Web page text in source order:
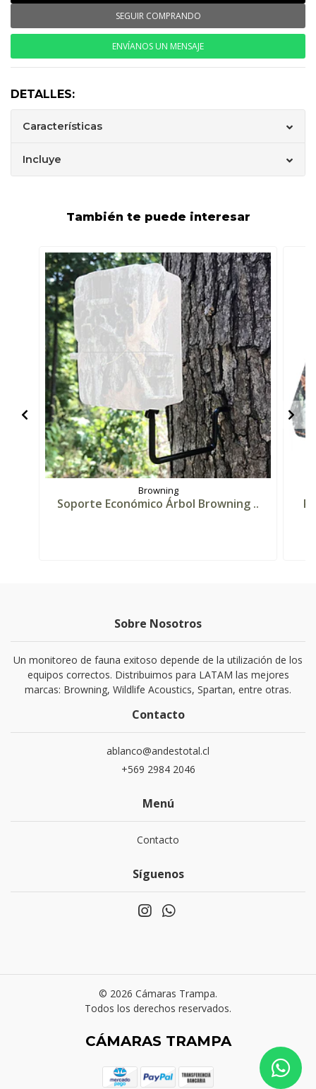
SEGUIR COMPRANDO
ENVÍANOS UN MENSAJE
DETALLES:
Características
Incluye
También te puede interesar
Browning
Soporte Económico Árbol Browning ..
Sobre Nosotros
Un monitoreo de fauna exitoso depende de la utilización de los
equipos correctos. Distribuimos para LATAM las mejores
marcas: Browning, Wildlife Acoustics, Spartan, entre otras.
Contacto
ablanco@andestotal.cl
‪+569 2984 2046‬
Menú
Contacto
Síguenos
© 2026 Cámaras Trampa.
Todos los derechos reservados.
CÁMARAS TRAMPA